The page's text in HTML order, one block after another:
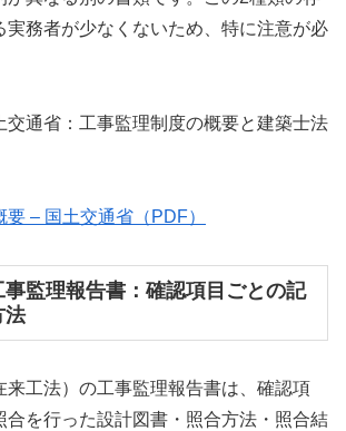
実務者が少なくないため、特に注意が必
交通省：工事監理制度の概要と建築士法
– 国土交通省（PDF）
監理報告書：確認項目ごとの記
法
来工法）の工事監理報告書は、確認項
合を行った設計図書・照合方法・照合結